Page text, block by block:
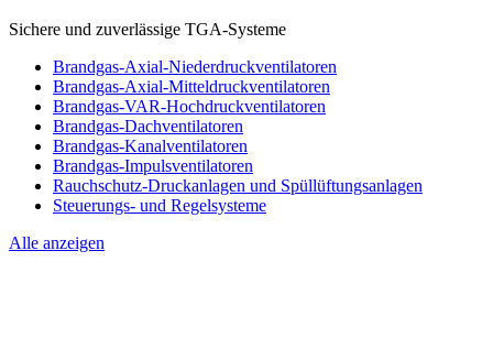
Sichere und zuverlässige TGA-Systeme
Brandgas-Axial-Niederdruckventilatoren
Brandgas-Axial-Mitteldruckventilatoren
Brandgas-VAR-Hochdruckventilatoren
Brandgas-Dachventilatoren
Brandgas-Kanalventilatoren
Brandgas-Impulsventilatoren
Rauchschutz-Druckanlagen und Spüllüftungsanlagen
Steuerungs- und Regelsysteme
Alle anzeigen